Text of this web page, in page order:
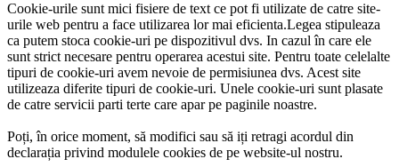
Cookie-urile sunt mici fisiere de text ce pot fi utilizate de catre site-
urile web pentru a face utilizarea lor mai eficienta.Legea stipuleaza
ca putem stoca cookie-uri pe dispozitivul dvs. In cazul în care ele
sunt strict necesare pentru operarea acestui site. Pentru toate celelalte
tipuri de cookie-uri avem nevoie de permisiunea dvs. Acest site
utilizeaza diferite tipuri de cookie-uri. Unele cookie-uri sunt plasate
de catre servicii parti terte care apar pe paginile noastre.
Poți, în orice moment, să modifici sau să iți retragi acordul din
declarația privind modulele cookies de pe website-ul nostru.